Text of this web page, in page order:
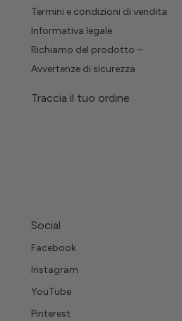
Termini e condizioni di vendita
Informativa legale
Richiamo del prodotto –
Avvertenze di sicurezza
Traccia il tuo ordine
Social
Facebook
Instagram
YouTube
Pinterest